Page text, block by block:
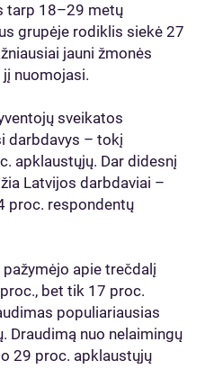
tarp 18–29 metų
grupėje rodiklis siekė 27
jauni žmonės
nuomojasi.
sveikatos
darbdavys – tokį
apklaustųjų. Dar didesnį
Latvijos darbdaviai –
proc. respondentų
apie trečdalį
bet tik 17 proc.
populiariausias
Draudimą nuo nelaimingų
29 proc. apklaustųjų